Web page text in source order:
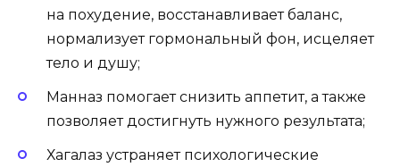
на похудение, восстанавливает баланс,
нормализует гормональный фон, исцеляет
тело и душу;
Манназ помогает снизить аппетит, а также
позволяет достигнуть нужного результата;
Хагалаз устраняет психологические